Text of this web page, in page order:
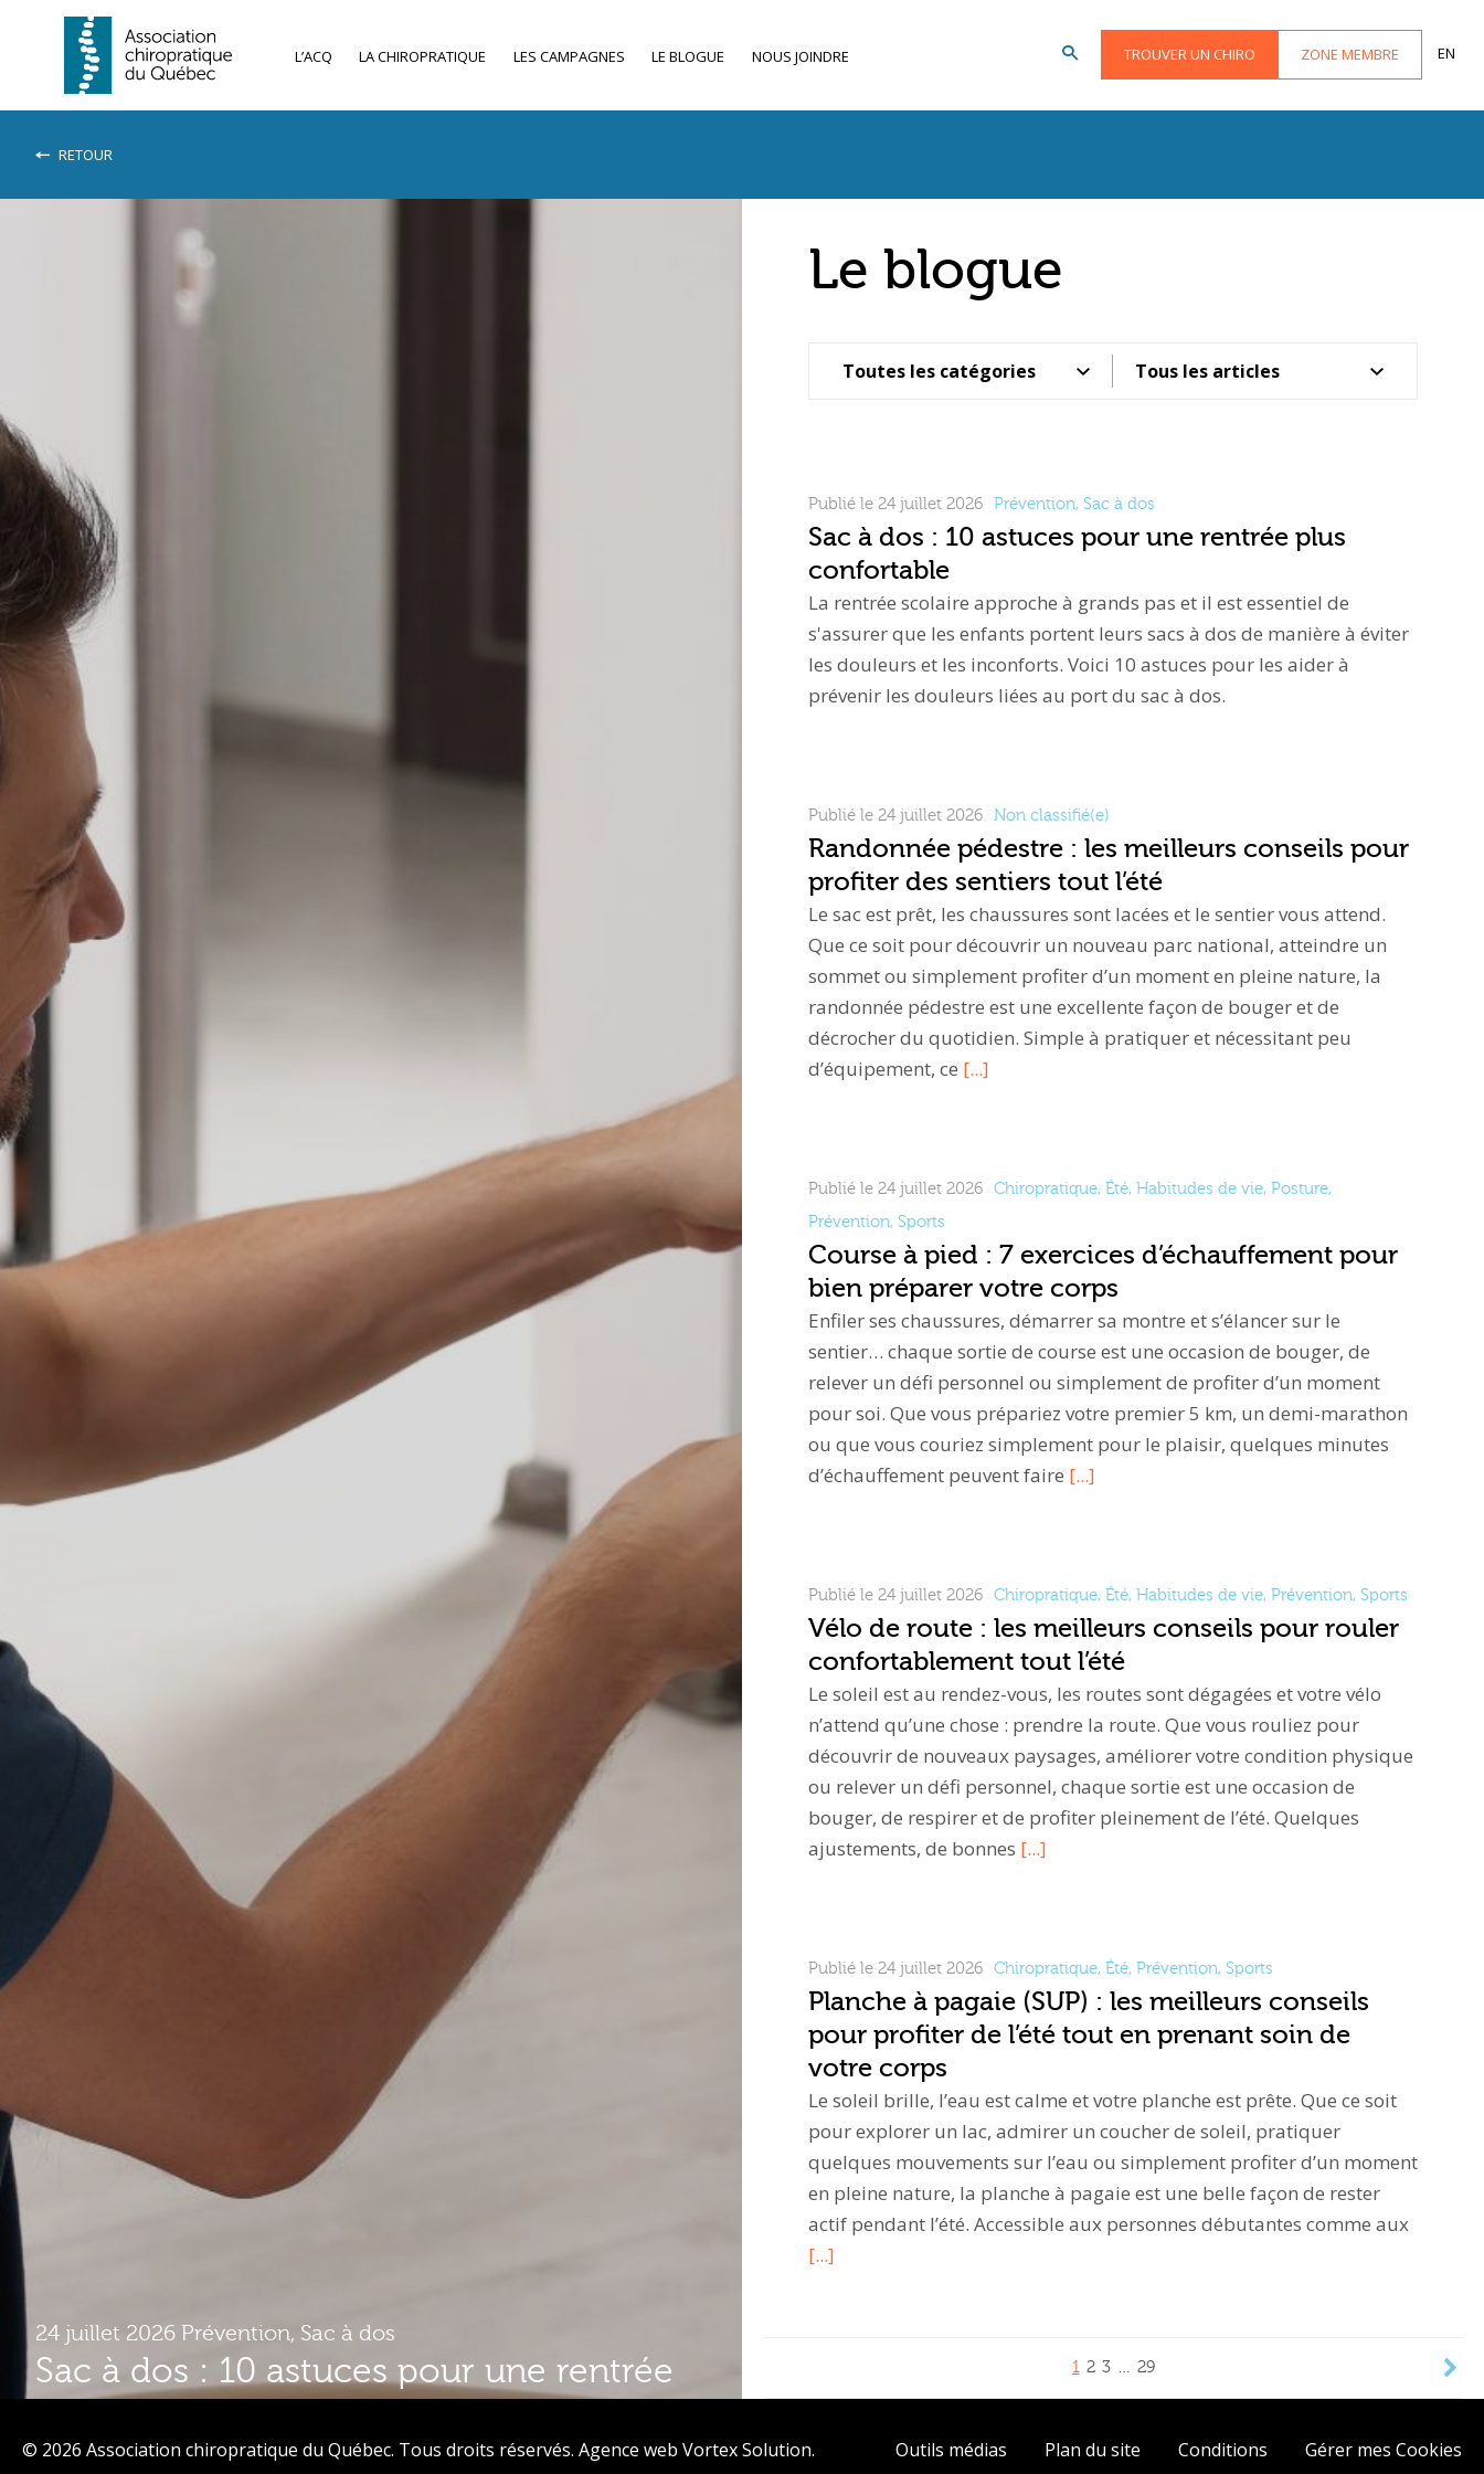
L’ACQ LA CHIROPRATIQUE LES CAMPAGNES LE BLOGUE NOUS JOINDRE TROUVER UN CHIRO ZONE MEMBRE EN
RETOUR
24 juillet 2026 Prévention, Sac à dos
Sac à dos : 10 astuces pour une rentrée
Le blogue
Publié le 24 juillet 2026 Prévention, Sac à dos
Sac à dos : 10 astuces pour une rentrée plus
confortable
La rentrée scolaire approche à grands pas et il est essentiel de
s'assurer que les enfants portent leurs sacs à dos de manière à éviter
les douleurs et les inconforts. Voici 10 astuces pour les aider à
prévenir les douleurs liées au port du sac à dos.
Publié le 24 juillet 2026 Non classifié(e)
Randonnée pédestre : les meilleurs conseils pour
profiter des sentiers tout l’été
Le sac est prêt, les chaussures sont lacées et le sentier vous attend.
Que ce soit pour découvrir un nouveau parc national, atteindre un
sommet ou simplement profiter d’un moment en pleine nature, la
randonnée pédestre est une excellente façon de bouger et de
décrocher du quotidien. Simple à pratiquer et nécessitant peu
d’équipement, ce [...]
Publié le 24 juillet 2026 Chiropratique, Été, Habitudes de vie, Posture,
Prévention, Sports
Course à pied : 7 exercices d’échauffement pour
bien préparer votre corps
Enfiler ses chaussures, démarrer sa montre et s’élancer sur le
sentier… chaque sortie de course est une occasion de bouger, de
relever un défi personnel ou simplement de profiter d’un moment
pour soi. Que vous prépariez votre premier 5 km, un demi-marathon
ou que vous couriez simplement pour le plaisir, quelques minutes
d’échauffement peuvent faire [...]
Publié le 24 juillet 2026 Chiropratique, Été, Habitudes de vie, Prévention, Sports
Vélo de route : les meilleurs conseils pour rouler
confortablement tout l’été
Le soleil est au rendez-vous, les routes sont dégagées et votre vélo
n’attend qu’une chose : prendre la route. Que vous rouliez pour
découvrir de nouveaux paysages, améliorer votre condition physique
ou relever un défi personnel, chaque sortie est une occasion de
bouger, de respirer et de profiter pleinement de l’été. Quelques
ajustements, de bonnes [...]
Publié le 24 juillet 2026 Chiropratique, Été, Prévention, Sports
Planche à pagaie (SUP) : les meilleurs conseils
pour profiter de l’été tout en prenant soin de
votre corps
Le soleil brille, l’eau est calme et votre planche est prête. Que ce soit
pour explorer un lac, admirer un coucher de soleil, pratiquer
quelques mouvements sur l’eau ou simplement profiter d’un moment
en pleine nature, la planche à pagaie est une belle façon de rester
actif pendant l’été. Accessible aux personnes débutantes comme aux
[...]
1 2 3 … 29
© 2026 Association chiropratique du Québec. Tous droits réservés. Agence web Vortex Solution. Outils médias Plan du site Conditions Gérer mes Cookies